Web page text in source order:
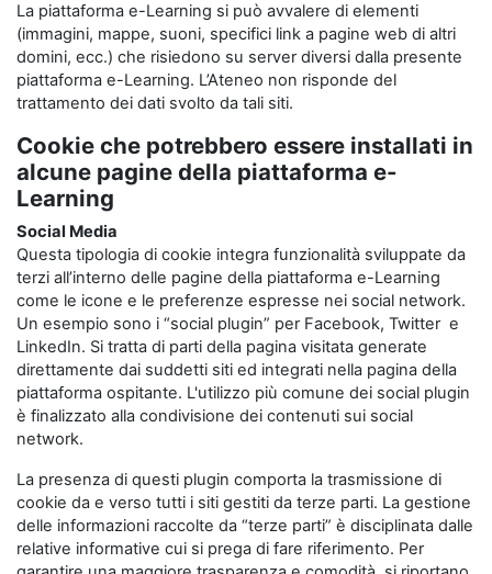
La piattaforma e-Learning si può avvalere di elementi
(immagini, mappe, suoni, specifici link a pagine web di altri
domini, ecc.) che risiedono su server diversi dalla presente
piattaforma e-Learning. L’Ateneo non risponde del
trattamento dei dati svolto da tali siti.
Cookie che potrebbero essere installati in
alcune pagine della piattaforma e-
Learning
Social Media
Questa tipologia di cookie integra funzionalità sviluppate da
terzi all’interno delle pagine della piattaforma e-Learning
come le icone e le preferenze espresse nei social network.
Un esempio sono i “social plugin” per Facebook, Twitter e
LinkedIn. Si tratta di parti della pagina visitata generate
direttamente dai suddetti siti ed integrati nella pagina della
piattaforma ospitante. L'utilizzo più comune dei social plugin
è finalizzato alla condivisione dei contenuti sui social
network.
La presenza di questi plugin comporta la trasmissione di
cookie da e verso tutti i siti gestiti da terze parti. La gestione
delle informazioni raccolte da “terze parti” è disciplinata dalle
relative informative cui si prega di fare riferimento. Per